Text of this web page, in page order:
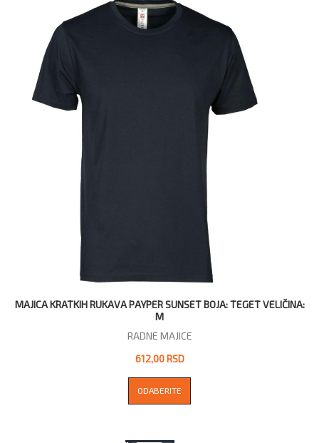
MAJICA KRATKIH RUKAVA PAYPER SUNSET BOJA: TEGET VELIČINA:
M
RADNE MAJICE
612,00 RSD
ODABERITE